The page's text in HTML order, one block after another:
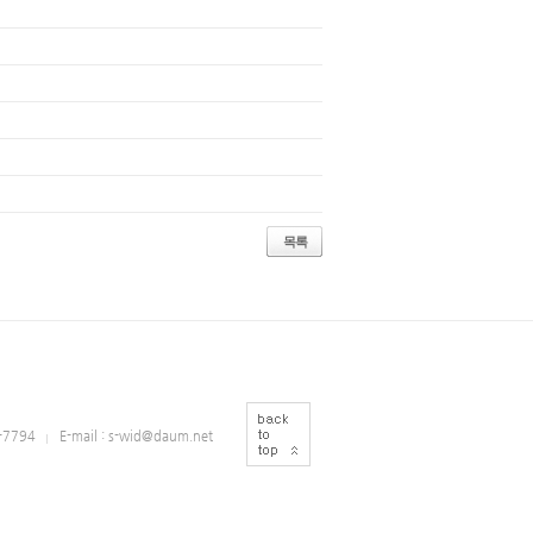
목록
7794 E-mail : s-wid@daum.net